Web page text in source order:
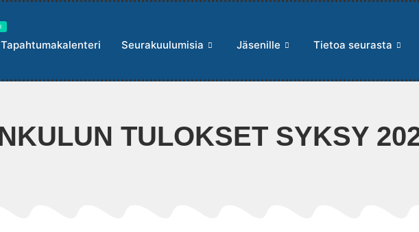
Tapahtumakalenteri Seurakuulumisia Jäsenille Tietoa seurasta
TULOKSET SYKSY